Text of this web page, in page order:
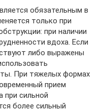
обязательным в
только при
при наличии
вдоха. Если
либо выражены
При тяжелых формах
прием
при сильной
более сильный